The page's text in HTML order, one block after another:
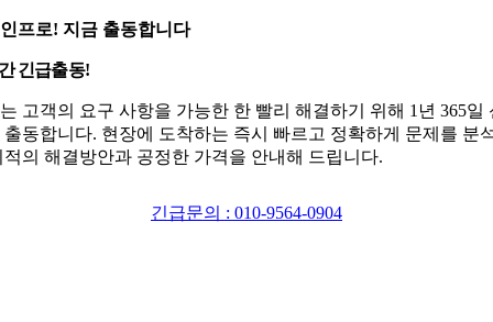
프로! 지금 출동합니다
긴급출동!
고객의 요구 사항을 가능한 한 빨리 해결하기 위해 1년 365일
출동합니다. 현장에 도착하는 즉시 빠르고 정확하게 문제를 분
적의 해결방안과 공정한 가격을 안내해 드립니다.
긴급문의 : 010-9564-0904